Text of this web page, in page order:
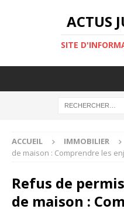
ACTUS
SITE
ACCUEIL IMMOBILIER
de maison : Comprendre les
Refus de
de maison :